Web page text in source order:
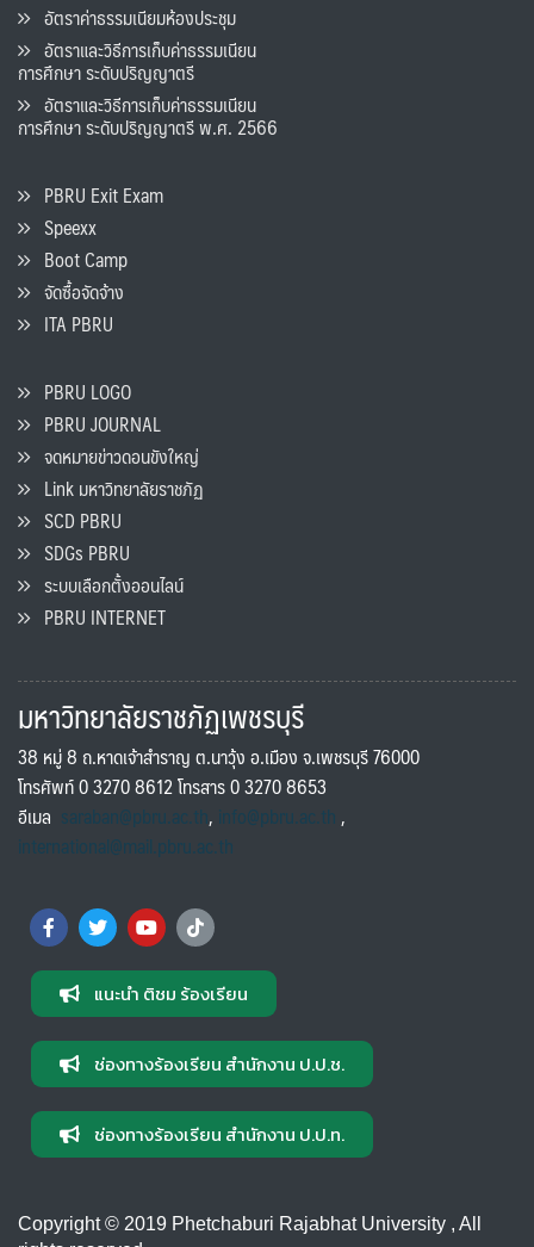
อัตราค่าธรรมเนียมห้องประชุม
อัตราและวิธีการเก็บค่าธรรมเนียน
การศึกษา ระดับปริญญาตรี
อัตราและวิธีการเก็บค่าธรรมเนียน
การศึกษา ระดับปริญญาตรี พ.ศ. 2566
PBRU Exit Exam
Speexx
Boot Camp
จัดซื้อจัดจ้าง
ITA PBRU
PBRU LOGO
PBRU JOURNAL
จดหมายข่าวดอนขังใหญ่
Link มหาวิทยาลัยราชภัฏ
SCD PBRU
SDGs PBRU
ระบบเลือกตั้งออนไลน์
PBRU INTERNET
มหาวิทยาลัยราชภัฏเพชรบุรี
38 หมู่ 8 ถ.หาดเจ้าสำราญ ต.นาวุ้ง อ.เมือง จ.เพชรบุรี 76000
โทรศัพท์ 0 3270 8612 โทรสาร 0 3270 8653
อีเมล saraban@pbru.ac.th, info@pbru.ac.th,
international@mail.pbru.ac.th
แนะนำ ติชม ร้องเรียน
ช่องทางร้องเรียน สำนักงาน ป.ป.ช.
ช่องทางร้องเรียน สำนักงาน ป.ป.ท.
Copyright © 2019 Phetchaburi Rajabhat University , All